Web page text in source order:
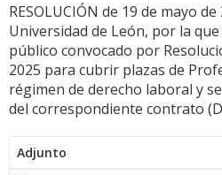
RESOLUCIÓN de 19 de mayo
Universidad de León, por la
público convocado por
2025 para cubrir plazas de
régimen de derecho laboral y
del correspondiente contrato
Adjunto